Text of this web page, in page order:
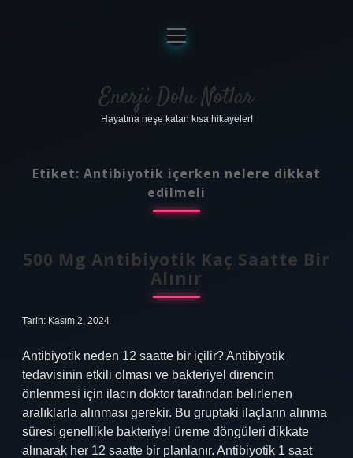
Anasayfa
Gizlilik Politikası
Yasal Uyarı
menüyü
aç
Enerji Dolu Notlar
Hayatına neşe katan kısa hikayeler!
Etiket: Antibiyotik içerken nelere dikkat
edilmeli
500 Mg Antibiyotik Kaç Saatte Bir
Alınır
Tarih: Kasım 2, 2024
Antibiyotik neden 12 saatte bir içilir? Antibiyotik
tedavisinin etkili olması ve bakteriyel direncin
önlenmesi için ilacın doktor tarafından belirlenen
aralıklarla alınması gerekir. Bu gruptaki ilaçların alınma
süresi genellikle bakteriyel üreme döngüleri dikkate
alınarak her 12 saatte bir planlanır. Antibiyotik 1 saat